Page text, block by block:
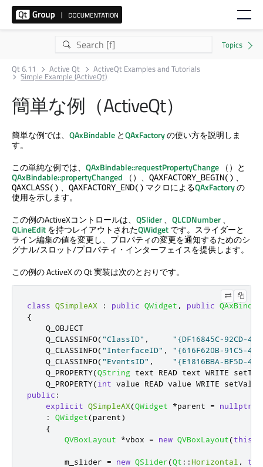
Qt 6.11 Active Qt ActiveQt Examples and Tutorials
Simple Example (ActiveQt)
簡単な例（ActiveQt）
簡単な例では、 QAxBindable とQAxFactoryの使い方を説明しま
す。
この単純な例では、 QAxBindable::requestPropertyChange （）と
QAxBindable::propertyChanged （）、 QAXFACTORY_BEGIN() 、
QAXCLASS() 、 QAXFACTORY_END() マクロによるQAxFactoryの
使用を示します。
この例のActiveXコントロールは、 QSlider、 QLCDNumber、
QLineEditを持つレイアウトされたQWidgetです。スライダーと
ライン編集の値を変更し、プロパティの変更を通知するためのシ
グナル/スロット/プロパティ・インターフェイスを提供します。
この例の ActiveX の Qt 実装は次のとおりです。
class QSimpleAX : public QWidget , public
{
    Q_OBJECT
    Q_CLASSINFO
("ClassID" ,
"{DF16845C-92CD-
    Q_CLASSINFO
("InterfaceID" ,
"{616F620B-91C5-
    Q_CLASSINFO
("EventsID" ,
"{E1816BBA-BF5D-
    Q_PROPERTY
(QString text READ text WRITE
    Q_PROPERTY
(int value READ value WRITE setValue
public :
explicit QSimpleAX(QWidget *parent = nullptr
:
QWidget(parent)
{
QVBoxLayout
*vbox = new QVBoxLayout(this
        m_slider
= new QSlider(Qt ::Horizontal ,